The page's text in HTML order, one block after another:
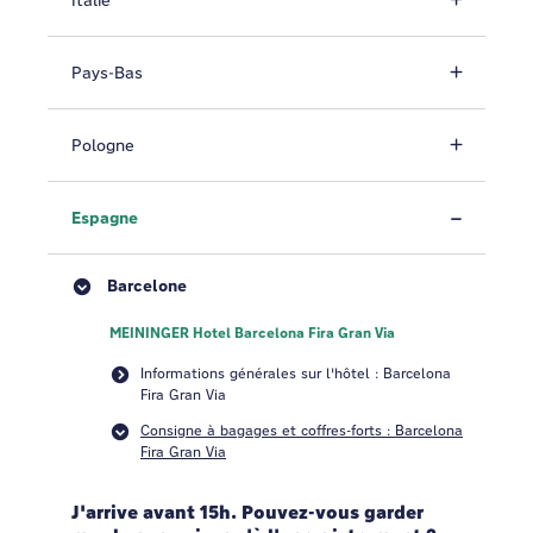
Pays-Bas
Pologne
Espagne
Barcelone
MEININGER Hotel Barcelona Fira Gran Via
Informations générales sur l'hôtel : Barcelona
Fira Gran Via
Consigne à bagages et coffres-forts : Barcelona
Fira Gran Via
J'arrive avant 15h. Pouvez-vous garder